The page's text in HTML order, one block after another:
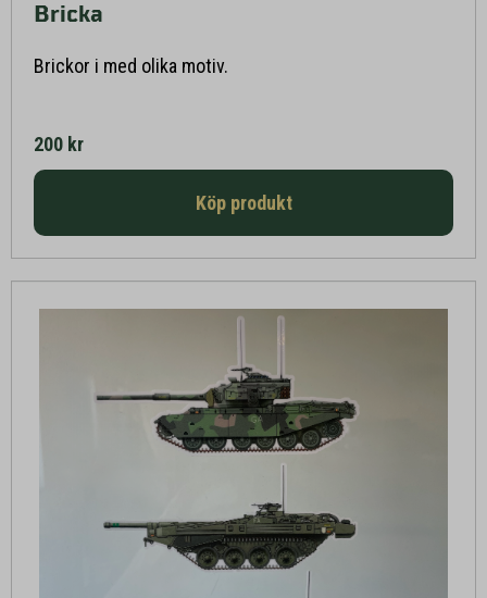
Bricka
Brickor i med olika motiv.
200 kr
Köp produkt
Läs mer här